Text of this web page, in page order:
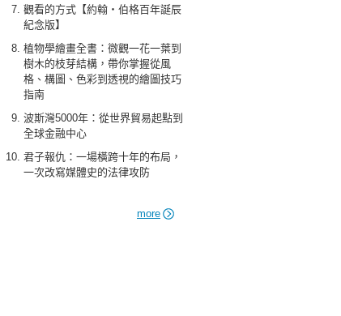
觀看的方式【約翰‧伯格百年誕辰
紀念版】
植物學繪畫全書：微觀一花一葉到
樹木的枝芽結構，帶你掌握從風
格、構圖、色彩到透視的繪圖技巧
指南
波斯灣5000年：從世界貿易起點到
全球金融中心
君子報仇：一場橫跨十年的布局，
一次改寫媒體史的法律攻防
more